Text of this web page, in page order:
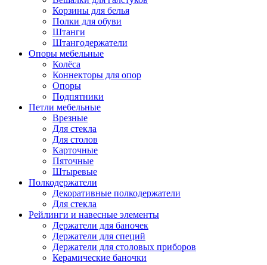
Корзины для белья
Полки для обуви
Штанги
Штангодержатели
Опоры мебельные
Колёса
Коннекторы для опор
Опоры
Подпятники
Петли мебельные
Врезные
Для стекла
Для столов
Карточные
Пяточные
Штыревые
Полкодержатели
Декоративные полкодержатели
Для стекла
Рейлинги и навесные элементы
Держатели для баночек
Держатели для специй
Держатели для столовых приборов
Керамические баночки